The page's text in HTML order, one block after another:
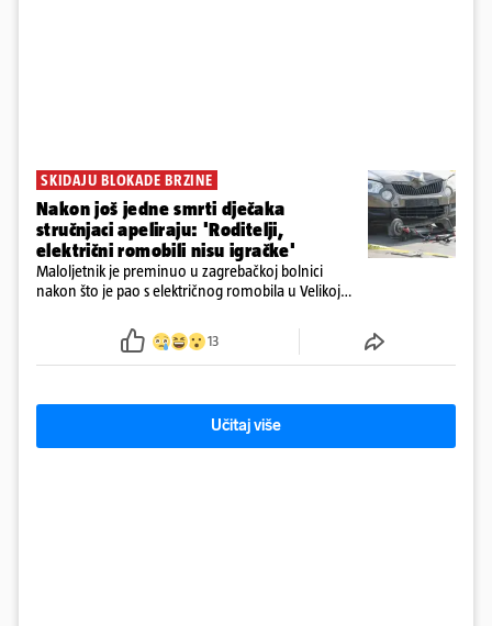
SKIDAJU BLOKADE BRZINE
Nakon još jedne smrti dječaka
stručnjaci apeliraju: 'Roditelji,
električni romobili nisu igračke'
Maloljetnik je preminuo u zagrebačkoj bolnici
nakon što je pao s električnog romobila u Velikoj
13
Učitaj više